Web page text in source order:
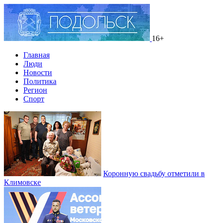
16+
Главная
Люди
Новости
Политика
Регион
Спорт
Коронную свадьбу отметили в
Климовске